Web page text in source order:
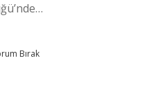
Bırak